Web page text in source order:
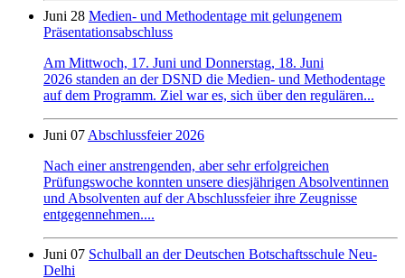
Juni 28 Medien- und Methodentage mit gelungenem
Präsentationsabschluss
Am Mittwoch, 17. Juni und Donnerstag, 18. Juni
2026 standen an der DSND die Medien- und Methodentage
auf dem Programm. Ziel war es, sich über den regulären...
Juni 07Abschlussfeier 2026
Nach einer anstrengenden, aber sehr erfolgreichen
Prüfungswoche konnten unsere diesjährigen Absolventinnen
und Absolventen auf der Abschlussfeier ihre Zeugnisse
entgegennehmen....
Juni 07 Schulball an der Deutschen Botschaftsschule Neu-
Delhi